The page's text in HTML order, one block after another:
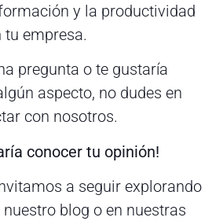
y la productividad
tu empresa.
pregunta o te gustaría
aspecto, no dudes en
con nosotros.
conocer tu opinión!
a seguir explorando
blog o en nuestras